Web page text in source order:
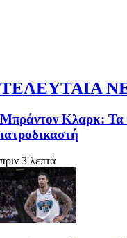
ΤΕΛΕΥΤΑΙΑ
Μπράντον Κλαρκ: Τα
ιατροδικαστή
πριν 3 λεπτά